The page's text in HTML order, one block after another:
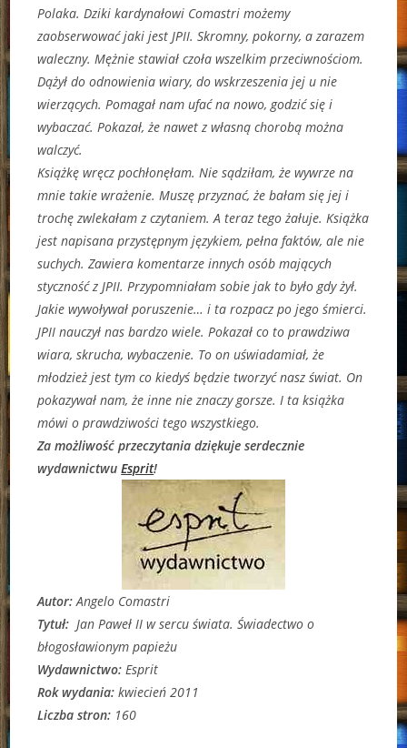
Polaka. Dziki kardynałowi Comastri możemy
zaobserwować jaki jest JPII. Skromny, pokorny, a zarazem
waleczny. Mężnie stawiał czoła wszelkim przeciwnościom.
Dążył do odnowienia wiary, do wskrzeszenia jej u nie
wierzących. Pomagał nam ufać na nowo, godzić się i
wybaczać. Pokazał, że nawet z własną chorobą można
walczyć.
Książkę wręcz pochłonęłam. Nie sądziłam, że wywrze na
mnie takie wrażenie. Muszę przyznać, że bałam się jej i
trochę zwlekałam z czytaniem. A teraz tego żałuje. Książka
jest napisana przystępnym językiem, pełna faktów, ale nie
suchych. Zawiera komentarze innych osób mających
styczność z JPII. Przypomniałam sobie jak to było gdy żył.
Jakie wywoływał poruszenie… i ta rozpacz po jego śmierci.
JPII nauczył nas bardzo wiele. Pokazał co to prawdziwa
wiara, skrucha, wybaczenie. To on uświadamiał, że
młodzież jest tym co kiedyś będzie tworzyć nasz świat. On
pokazywał nam, że inne nie znaczy gorsze. I ta książka
mówi o prawdziwości tego wszystkiego.
Za możliwość przeczytania dziękuje serdecznie
wydawnictwuEsprit!
Autor: Angelo Comastri
Tytuł: Jan Paweł II w sercu świata. Świadectwo o
błogosławionym papieżu
Wydawnictwo: Esprit
Rok wydania:kwiecień 2011
Liczba stron: 160